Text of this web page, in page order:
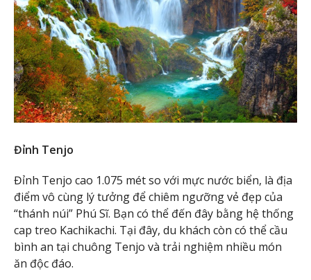
Đỉnh Tenjo
Đỉnh Tenjo cao 1.075 mét so với mực nước biển, là địa
điểm vô cùng lý tưởng để chiêm ngưỡng vẻ đẹp của
“thánh núi” Phú Sĩ. Bạn có thể đến đây bằng hệ thống
cap treo Kachikachi. Tại đây, du khách còn có thể cầu
bình an tại chuông Tenjo và trải nghiệm nhiều món
ăn độc đáo.